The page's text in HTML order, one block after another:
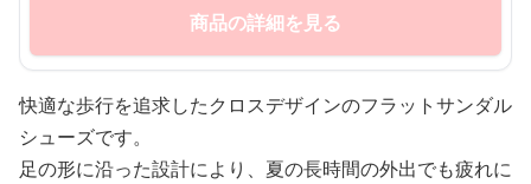
商品の詳細を見る
快適な歩行を追求したクロスデザインのフラットサンダル
シューズです。
足の形に沿った設計により、夏の長時間の外出でも疲れに